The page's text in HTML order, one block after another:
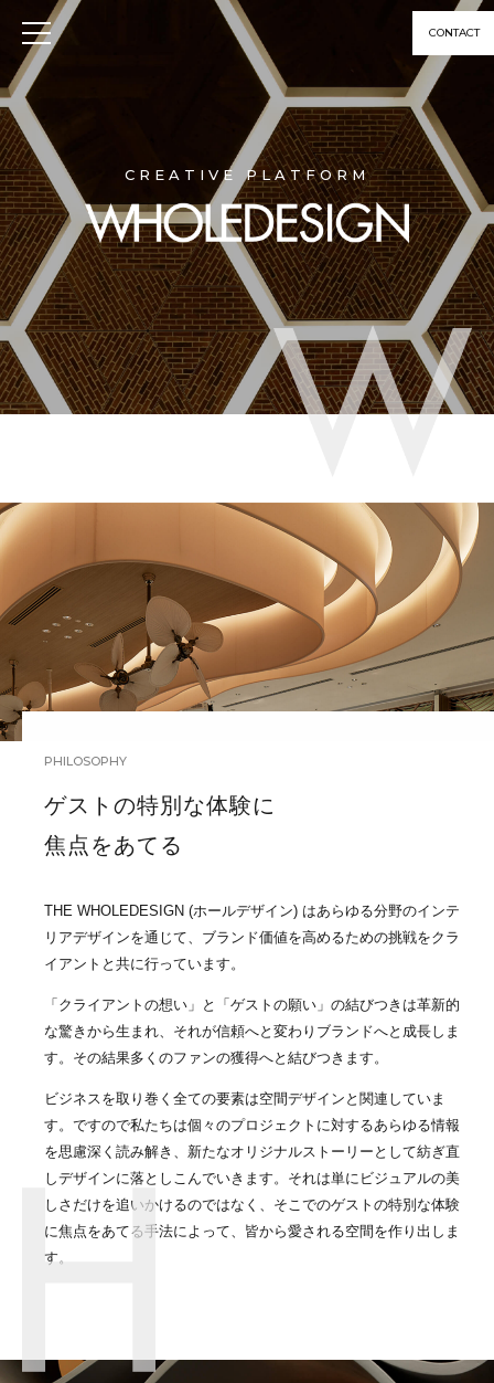
CONTACT
CREATIVE PLATFORM
PHILOSOPHY
ゲストの特別な体験に
焦点をあてる
THE WHOLEDESIGN (ホールデザイン) はあらゆる分野のインテ
リアデザインを通じて、ブランド価値を高めるための挑戦をクラ
イアントと共に行っています。
「クライアントの想い」と「ゲストの願い」の結びつきは革新的
な驚きから生まれ、それが信頼へと変わりブランドへと成長しま
す。その結果多くのファンの獲得へと結びつきます。
ビジネスを取り巻く全ての要素は空間デザインと関連していま
す。ですので私たちは個々のプロジェクトに対するあらゆる情報
を思慮深く読み解き、新たなオリジナルストーリーとして紡ぎ直
しデザインに落としこんでいきます。それは単にビジュアルの美
しさだけを追いかけるのではなく、そこでのゲストの特別な体験
に焦点をあてる手法によって、皆から愛される空間を作り出しま
す。